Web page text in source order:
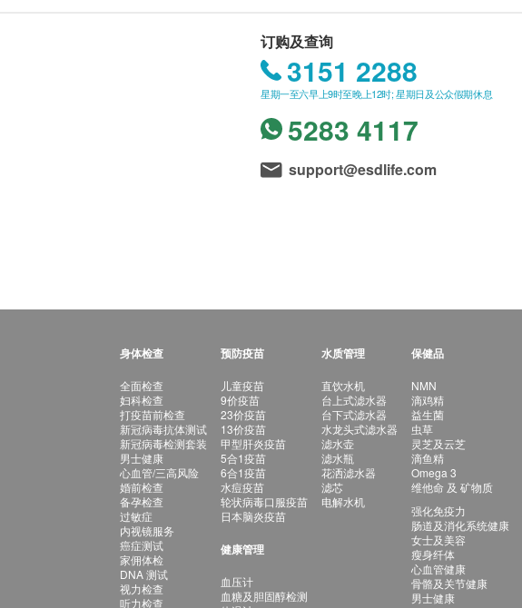
订购及查询
3151 2288
星期一至六早上9时至晚上12时; 星期日及公众假期休息
5283 4117
support@esdlife.com
身体检查
全面检查
妇科检查
打疫苗前检查
新冠病毒抗体测试
新冠病毒检测套装
男士健康
心血管/三高风险
婚前检查
备孕检查
过敏症
内视镜服务
癌症测试
家佣体检
DNA 测试
视力检查
听力检查
预防疫苗
儿童疫苗
9价疫苗
23价疫苗
13价疫苗
甲型肝炎疫苗
5合1疫苗
6合1疫苗
水痘疫苗
轮状病毒口服疫苗
日本脑炎疫苗
健康管理
血压计
血糖及胆固醇检测
水质管理
直饮水机
台上式滤水器
台下式滤水器
水龙头式滤水器
滤水壶
滤水瓶
花洒滤水器
滤芯
电解水机
保健品
NMN
滴鸡精
益生菌
虫草
灵芝及云芝
滴鱼精
Omega 3
维他命 及 矿物质
强化免疫力
肠道及消化系统健康
女士及美容
瘦身纤体
心血管健康
骨骼及关节健康
男士健康